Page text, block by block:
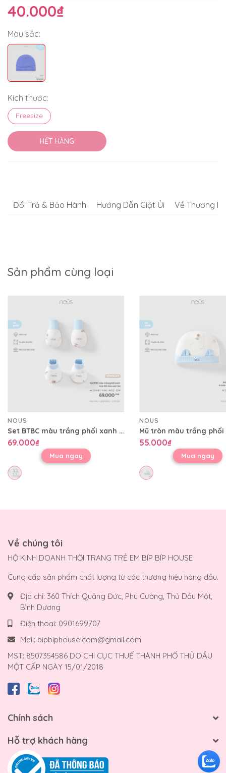
40.000₫
Màu sắc:
Kích thước:
Freesize
HẾT HÀNG
Đổi Trả & Bảo Hành Hướng Dẫn Giặt Ủi Về Thương
Sản phẩm cùng loại
NOUS
Set BTBC màu trắng phối xanh họa tiết mèo sao hỏa
69.000₫
Mua ngay
NOUS
55.000₫
Mua ngay
Về chúng tôi
HỘ KINH DOANH THỜI TRANG TRẺ EM BÍP BÍP HOUSE
Cung cấp sản phẩm chất lượng từ các thương hiệu hàng đầu.
Địa chỉ: 360 Thích Quảng Đức, Phú Cường, Thủ Dầu Một,
Bình Dương
Điện thoại: 0901699707
Mail: bipbiphouse.com@gmail.com
MST: 8507354586 DO CHI CỤC THUẾ THÀNH PHỐ THỦ DẦU
MỘT CẤP NGÀY 15/01/2018
Chính sách
Hỗ trợ khách hàng